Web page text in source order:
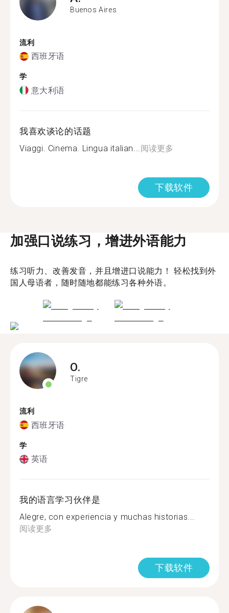
Buenos Aires
流利
西班牙语
学
意大利语
我喜欢谈论的话题
Viaggi. Cinema. Lingua italian... 阅读更多
下载软件
加强口说练习，增进外语能力
练习听力、改善发音，并且增进口说能力！ 轻松找到外
国人母语者，随时随地都能练习各种外语。
O.
Tigre
流利
西班牙语
学
英语
我的语言学习伙伴是
Alegre, con experiencia y muchas historias...
阅读更多
下载软件